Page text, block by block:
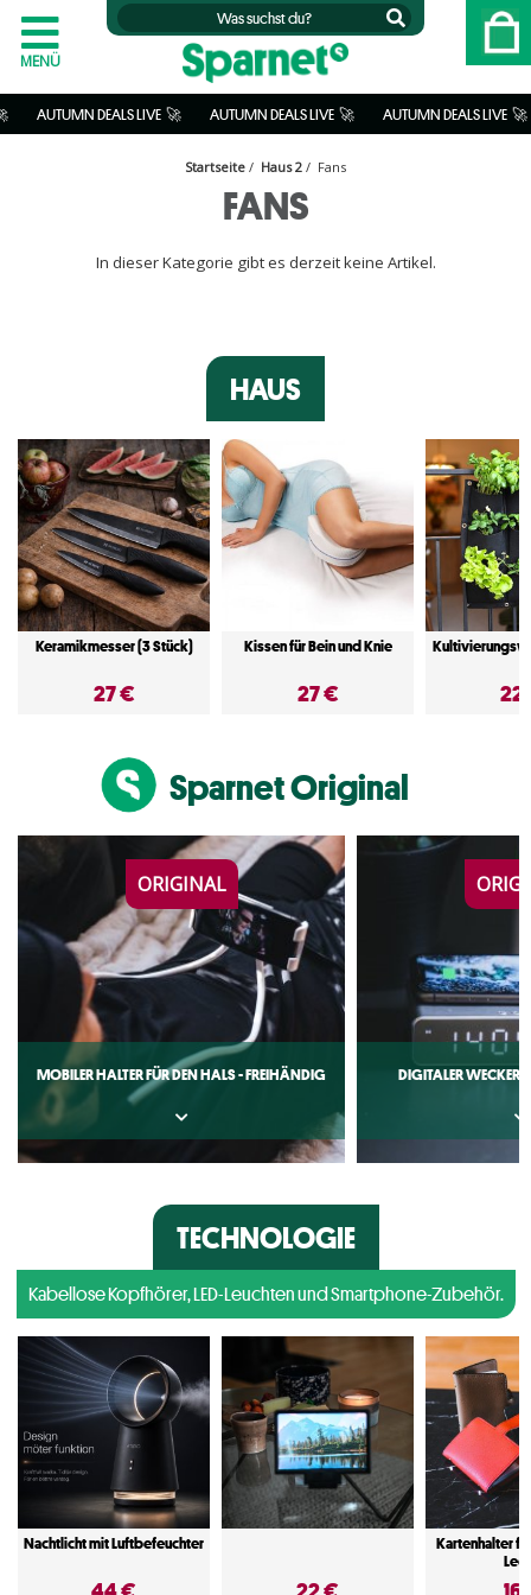
AUTUMN DEALS LIVE  🚀 AUTUMN DEALS LIVE  🚀 AUTUMN DEALS LIVE
Startseite / Haus 2 / Fans
FANS
In dieser Kategorie gibt es derzeit keine Artikel.
HAUS
Keramikmesser (3 Stück)
27 €
Kissen für Bein und Knie
27 € 22
Sparnet Original
MOBILER HALTER FÜR DEN HALS - FREIHÄNDIG
ORIGINAL
DIGITALER WECKER
TECHNOLOGIE
Kabellose Kopfhörer, LED-Leuchten und Smartphone-Zubehör.
Nachtlicht mit Luftbefeuchter
Kartenhalter
MENÜ